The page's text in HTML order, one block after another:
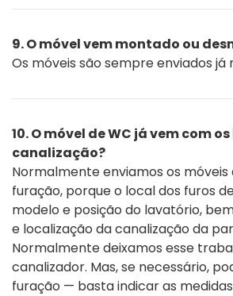
9. O móvel vem montado ou
Os móveis são sempre enviados já
10. O móvel de WC já vem com
canalização?
Normalmente enviamos os móveis
furação, porque o local dos furos
modelo e posição do lavatório,
e localização da canalização da
Normalmente deixamos esse
canalizador. Mas, se necessário,
furação — basta indicar as